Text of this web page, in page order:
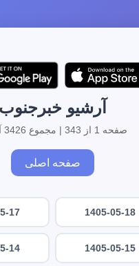
آرشیو خبرجنوب
صفحه 1 از 343 | مجموع 3426 آرشیو
صفحه اصلی
1405-05-18
17
1405-05-15
14